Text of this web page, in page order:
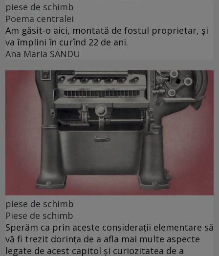
piese de schimb
Poema centralei
Am găsit-o aici, montată de fostul proprietar, și
va împlini în curînd 22 de ani.
Ana Maria SANDU
piese de schimb
Piese de schimb
Sperăm ca prin aceste considerații elementare să
vă fi trezit dorința de a afla mai multe aspecte
legate de acest capitol și curiozitatea de a